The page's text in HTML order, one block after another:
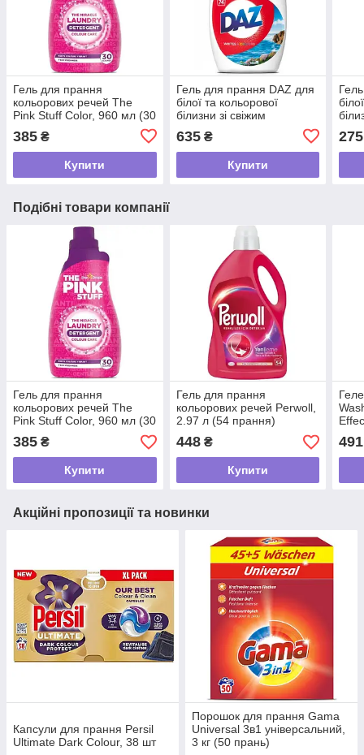
Гель для прання
кольорових речей The
Pink Stuff Color, 960 мл (30
385 ₴
Купити
Гель для прання DAZ для
білої та кольорової
білизни зі свіжим
прання)
635₴
Купити
275
Подібні товари компанії
Гель для прання
кольорових речей The
Pink Stuff Color, 960 мл (30
прань)
385 ₴
Купити
Гель для прання
кольорових речей Perwoll,
2.97 л (54 прання)
448₴
Купити
491
Акційні пропозиції та новинки
Капсули для прання Persil
Ultimate Dark Colour, 38 шт
Порошок для прання Gama
Universal 3в1 універсальний,
3 кг (50 прань)